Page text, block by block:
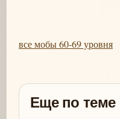
все мобы 60-69 уровня
Еще по теме